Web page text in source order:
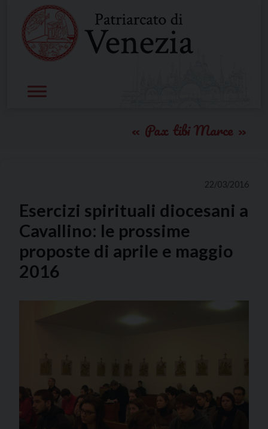
content
Pax tibi Marce
22/03/2016
Esercizi spirituali diocesani a
Cavallino: le prossime
proposte di aprile e maggio
2016